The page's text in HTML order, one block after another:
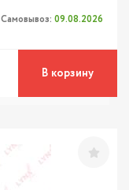
Самовывоз: 09.08.2026
В корзину